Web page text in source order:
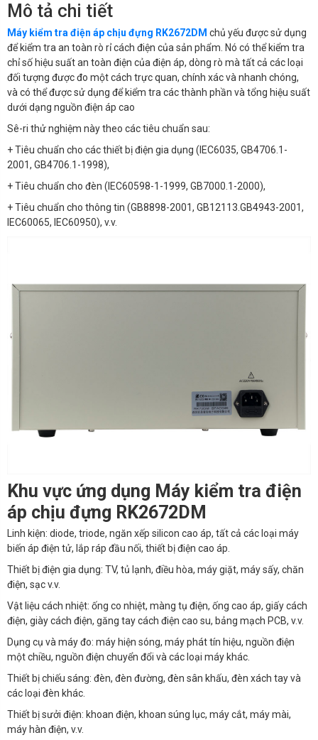
Mô tả chi tiết
Máy kiểm tra điện áp chịu đựng RK2672DM chủ yếu được sử dụng
để kiểm tra an toàn rò rỉ cách điện của sản phẩm. Nó có thể kiểm tra
chỉ số hiệu suất an toàn điện của điện áp, dòng rò mà tất cả các loại
đối tượng được đo một cách trực quan, chính xác và nhanh chóng,
và có thể được sử dụng để kiểm tra các thành phần và tổng hiệu suất
dưới dạng nguồn điện áp cao
Sê-ri thử nghiệm này theo các tiêu chuẩn sau:
+Tiêu chuẩn cho các thiết bị điện gia dụng (IEC6035, GB4706.1-
2001, GB4706.1-1998),
+Tiêu chuẩn cho đèn (IEC60598-1-1999, GB7000.1-2000),
+Tiêu chuẩn cho thông tin (GB8898-2001, GB12113.GB4943-2001,
IEC60065, IEC60950), v.v.
Khu vực ứng dụng Máy kiểm tra điện
áp chịu đựng RK2672DM
Linh kiện: diode, triode, ngăn xếp silicon cao áp, tất cả các loại máy
biến áp điện tử, lắp ráp đầu nối, thiết bị điện cao áp.
Thiết bị điện gia dụng: TV, tủ lạnh, điều hòa, máy giặt, máy sấy, chăn
điện, sạc v.v.
Vật liệu cách nhiệt: ống co nhiệt, màng tụ điện, ống cao áp, giấy cách
điện, giày cách điện, găng tay cách điện cao su, bảng mạch PCB, v.v.
Dụng cụ và máy đo: máy hiện sóng, máy phát tín hiệu, nguồn điện
một chiều, nguồn điện chuyển đổi và các loại máy khác.
Thiết bị chiếu sáng: đèn, đèn đường, đèn sân khấu, đèn xách tay và
các loại đèn khác.
Thiết bị sưởi điện: khoan điện, khoan súng lục, máy cắt, máy mài,
máy hàn điện, v.v.